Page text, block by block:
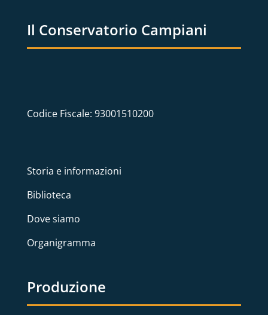
Il Conservatorio Campiani
Codice Fiscale: 93001510200
Storia e informazioni
Biblioteca
Dove siamo
Organigramma
Produzione